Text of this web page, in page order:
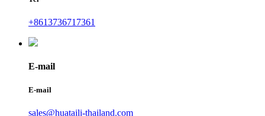
+8613736717361
E-mail
E-mail
sales@huataili-thailand.com